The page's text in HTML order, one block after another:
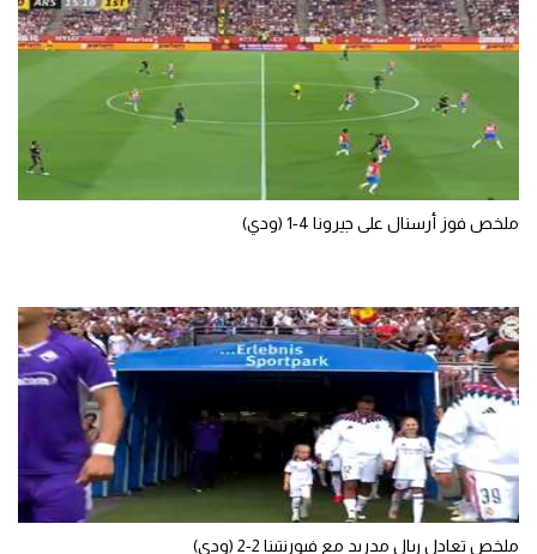
الكرة الإفريقية
منتخب مصر
سعودي في الجول
الدوري الإنجليزي
القسم الثاني
رياضات أخرى
أمم إفريقيا
كرة السلة الأمريكية
كرة سلة
كرة يد
ملخص فوز أرسنال على جيرونا 4-1 (ودي)
ملخص تعادل ريال مدريد مع فيورنتينا 2-2 (ودي)